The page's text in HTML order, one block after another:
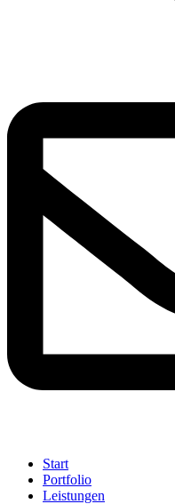
Start
Portfolio
Leistungen